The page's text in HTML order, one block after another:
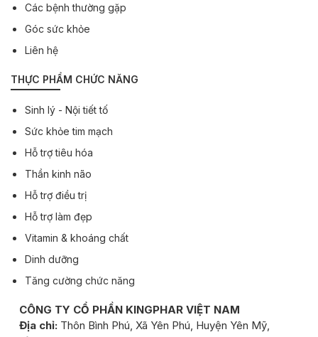
Các bệnh thường gặp
Góc sức khỏe
Liên hệ
THỰC PHẨM CHỨC NĂNG
Sinh lý - Nội tiết tố
Sức khỏe tim mạch
Hỗ trợ tiêu hóa
Thần kinh não
Hỗ trợ điều trị
Hỗ trợ làm đẹp
Vitamin & khoáng chất
Dinh dưỡng
Tăng cường chức năng
CÔNG TY CỔ PHẦN KINGPHAR VIỆT NAM
Địa chỉ: Thôn Bình Phú, Xã Yên Phú, Huyện Yên Mỹ,